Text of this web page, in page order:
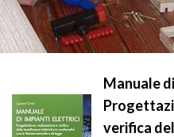
Manuale
verifica